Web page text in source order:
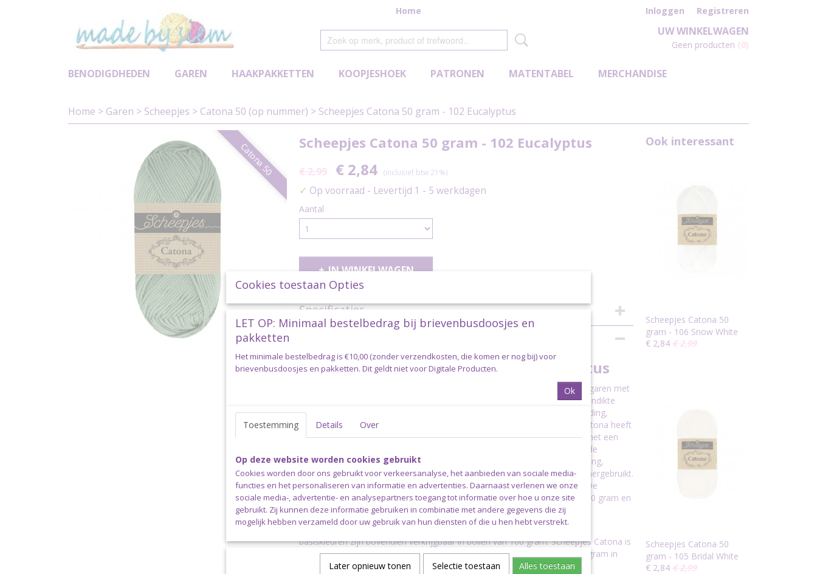
Home Inloggen Registreren
UW WINKELWAGEN
Geen producten (0)
BENODIGDHEDEN GAREN HAAKPAKKETTEN KOOPJESHOEK PATRONEN MATENTABEL MERCHANDISE
Home > Garen > Scheepjes > Catona 50 (op nummer) > Scheepjes Catona 50 gram - 102 Eucalyptus
Catona 50 Scheepjes Catona 50 gram - 102 Eucalyptus
€ 2,99 € 2,84 (inclusief btw 21%)
✓ Op voorraad - Levertijd 1 - 5 werkdagen
Aantal
IN WINKELWAGEN
Specificaties
CATONA50-102
Scheepjes Catona 50 gram - 102 Eucalyptus
Scheepjes Catona is een bijzonder populair 100% gemerceriseerd katoen garen met
een subtiele glans en een gladde en zachte afwerking. Dit fijne garen (garendikte
Fingering) is uiterst geschikt voor het haken of breien van bijvoorbeeld kleding,
amigurumi’s, mode- en woonaccessoires of kinderspeeltjes. Scheepjes Catona heeft
het EN71-3 keurmerk, wat aangeeft dat dit garen veilig is voor personen met een
gevoelige huid en met name voor speelgoed voor baby's en kinderen. Bij de
productie is gebruikgemaakt van een volledig biologische afvalwaterzuivering,
waardoor het gebruikte water op een veilige manier wordt gerecycled en hergebruikt.
Scheepjes Catona is verkrijgbaar in maar liefst 113 verschillende kleuren. De
aanbevolen naalddikte is 2.50-3.50mm. Een bol Scheepjes Catona weegt 50 gram en
heeft een looplengte van 125 meter.
Scheepjes Catona is verkrijgbaar in bollen van 10, 25 en 50 gram; enkele
basiskleuren zijn bovendien verkrijgbaar in bollen van 100 gram. Scheepjes Catona is
ook verkrijgbaar als colour pack met daarin cutie pie minibolletjes van 10 gram in
109 kleuren.
Ook interessant
Scheepjes Catona 50
gram - 106 Snow White
€ 2,84 € 2,99
Scheepjes Catona 50
gram - 105 Bridal White
€ 2,84 € 2,99
Cookies toestaan Opties
LET OP: Minimaal bestelbedrag bij brievenbusdoosjes en
pakketten
Het minimale bestelbedrag is €10,00 (zonder verzendkosten, die komen er nog bij) voor
brievenbusdoosjes en pakketten. Dit geldt niet voor Digitale Producten.
Ok
Toestemming Details Over
Op deze website worden cookies gebruikt
Cookies worden door ons gebruikt voor verkeersanalyse, het aanbieden van sociale media-
functies en het personaliseren van informatie en advertenties. Daarnaast verlenen we onze
sociale media-, advertentie- en analysepartners toegang tot informatie over hoe u onze site
gebruikt. Zij kunnen deze informatie gebruiken in combinatie met andere gegevens die zij
mogelijk hebben verzameld door uw gebruik van hun diensten of die u hen hebt verstrekt.
Later opnieuw tonen Selectie toestaan Alles toestaan